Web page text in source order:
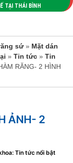
TẠI THÁI BÌNH
sứ» Mặt dán
» Tin tức » Tin
RĂNG- 2 HÌNH
ẢNH- 2
Tin tức nổi bật